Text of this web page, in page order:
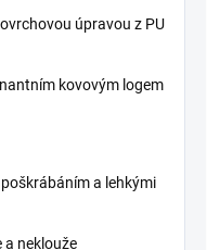
úpravou z PU
kovovým logem
a lehkými
a neklouže